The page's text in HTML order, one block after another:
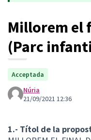
Millorem el
(Parc
Acceptada
Núria
21/09/2021 12:36
1.- Títol de la